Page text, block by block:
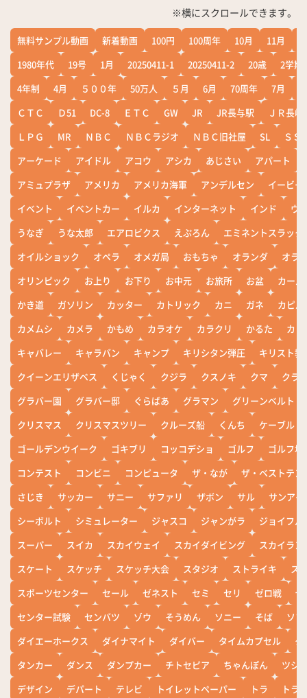
※横にスクロールできます。
無料サンプル動画 新着動画 100円 100周年 10月 11月
1980年代
19号 1月 20250411-1 20250411-2 20歳
2学期
4年制
4月 ５００年 50万人 ５月 6月 70周年 7月
ＣＴＣ
Ｄ51 DC-8 ＥＴＣ GW JR JR長与駅
ＪＲ長崎
ＬＰＧ
MR ＮＢＣ ＮＢＣラジオ ＮＢＣ旧社屋 SL
ＳＳ
アーケード
アイドル アコウ アシカ あじさい アパート
アミュプラザ
アメリカ アメリカ海軍 アンデルセン
イービー
イベント
イベントカー イルカ インターネット インド
ウ
うなぎ
うな太郎 エアロビクス えぷろん
エミネントスラック
オイルショック
オペラ オメガ局 おもちゃ オランダ
オラ
オリンピック
お上り お下り お中元 お旅所 お盆
カー
かき道
ガソリン カッター カトリック カニ ガネ
カピバ
カメムシ
カメラ かもめ カラオケ カラクリ かるた
カレ
キャバレー
キャラバン キャンプ キリシタン弾圧
キリスト教
クイーンエリザベス
くじゃく クジラ クスノキ クマ
クラ
グラバー園
グラバー邸 ぐらばあ グラマン
グリーンベルト
クリスマス
クリスマスツリー クルーズ船 くんち
ケーブル
ゴールデンウイーク
ゴキブリ コッコデショ ゴルフ
ゴルフ場
コンテスト
コンビニ コンピュータ ザ・なが
ザ・ベストテン
さじき
サッカー サニー サファリ ザボン サル
サンアイ
シーボルト
シミュレーター ジャスコ ジャンがラ
ジョイフル
スーパー
スイカ スカイウェイ スカイダイビング
スカイラン
スケート
スケッチ スケッチ大会 スタジオ ストライキ
ス
スポーツセンター
セール ゼネスト セミ セリ ゼロ戦
ぜ
センター試験
センバツ ゾウ そうめん ソニー そば
ソ
ダイエーホークス
ダイナマイト ダイバー タイムカプセル
タ
タンカー
ダンス ダンプカー チトセピア ちゃんぽん
ツシ
デザイン
デパート テレビ トイレットペーパー トラ
トラ